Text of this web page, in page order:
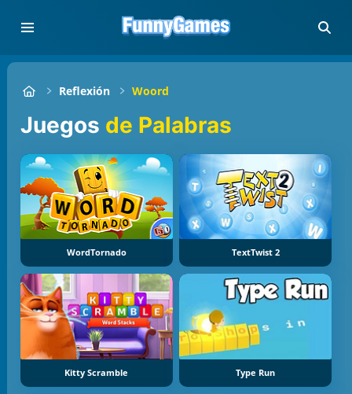
Reflexión Woord
Juegos de Palabras
WordTornado TextTwist 2
Kitty Scramble Type Run